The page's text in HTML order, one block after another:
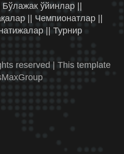
ўйинлар ||
|| Чемпионатлар ||
|| Турнир
reserved | This template